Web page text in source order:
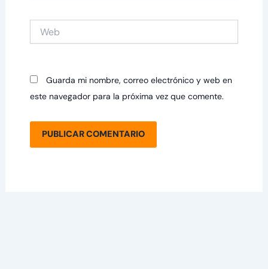
Guarda mi nombre, correo electrónico y web en
este navegador para la próxima vez que comente.